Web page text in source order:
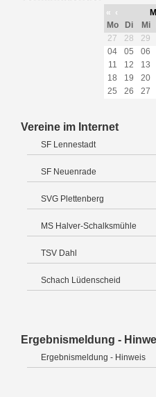
« ‹
Mo
Di Mi
27
28 29
04
05 06
11
12 13
18
19 20
25
26 27
Vereine im Internet
SF Lennestadt
SF Neuenrade
SVG Plettenberg
MS Halver-Schalksmühle
TSV Dahl
Schach Lüdenscheid
Ergebnismeldung -
Ergebnismeldung - Hinweis